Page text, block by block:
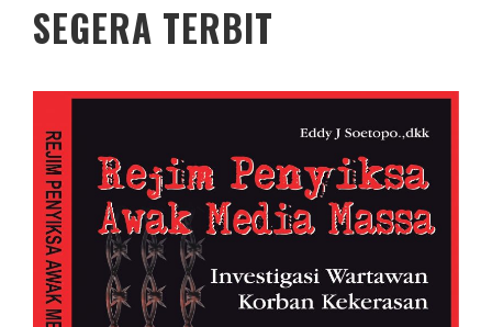
SEGERA TERBIT